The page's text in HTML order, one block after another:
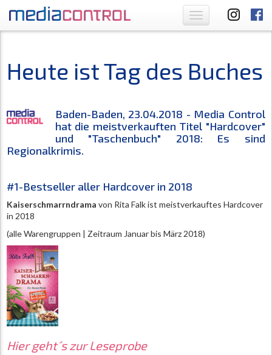
Toggle
navigation
Heute ist Tag des Buches
Baden-Baden, 23.04.2018 - Media Control
hat die meistverkauften Titel "Hardcover"
und "Taschenbuch" 2018: Es sind
Regionalkrimis.
#1-Bestseller aller Hardcover in 2018
Kaiserschmarrndrama von Rita Falk ist meistverkauftes Hardcover
in 2018
(alle Warengruppen | Zeitraum Januar bis März 2018)
Hier geht´s zur Leseprobe